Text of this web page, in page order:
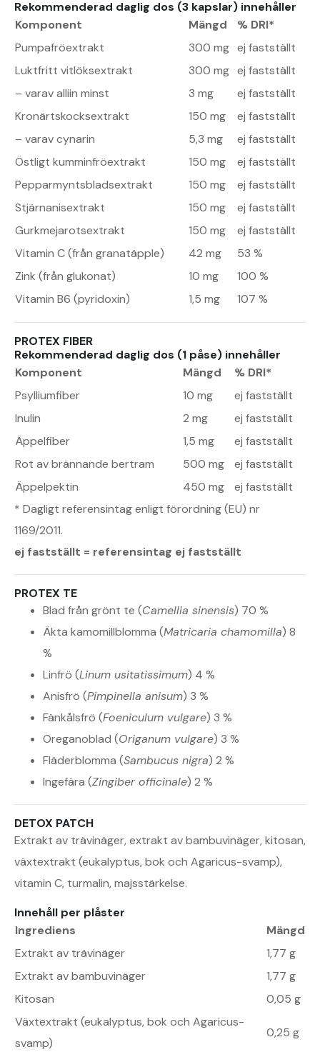
Rekommenderad daglig dos (3 kapslar) innehåller
Komponent
Mängd
% DRI*
Pumpafröextrakt
300 mg ej fastställt
Luktfritt vitlöksextrakt
300 mg ej fastställt
– varav alliin minst
3 mg
ej fastställt
Kronärtskocksextrakt
150 mg
ej fastställt
– varav cynarin
5,3 mg
ej fastställt
Östligt kumminfröextrakt
150 mg
ej fastställt
Pepparmyntsbladsextrakt
150 mg
ej fastställt
Stjärnanisextrakt
150 mg
ej fastställt
Gurkmejarotsextrakt
150 mg
ej fastställt
Vitamin C (från granatäpple)
42 mg
53 %
Zink (från glukonat)
10 mg
100 %
Vitamin B6 (pyridoxin)
1,5 mg 107 %
PROTEX FIBER
Rekommenderad daglig dos (1 påse) innehåller
Komponent
Mängd
% DRI*
Psylliumfiber
10 mg
ej fastställt
Inulin
2 mg
ej fastställt
Äppelfiber
1,5 mg
ej fastställt
Rot av brännande bertram
500 mg
ej fastställt
Äppelpektin
450 mg
ej fastställt
* Dagligt referensintag enligt förordning (EU) nr
1169/2011.
ej fastställt = referensintag ej fastställt
PROTEX TE
Blad från grönt te (Camellia sinensis) 70 %
Äkta kamomillblomma (Matricaria chamomilla) 8
%
Linfrö (Linum usitatissimum) 4 %
Anisfrö (Pimpinella anisum) 3 %
Fänkålsfrö (Foeniculum vulgare) 3 %
Oreganoblad (Origanum vulgare) 3 %
Fläderblomma (Sambucus nigra) 2 %
Ingefära (Zingiber officinale) 2 %
DETOX PATCH
Extrakt av trävinäger, extrakt av bambuvinäger, kitosan,
växtextrakt (eukalyptus, bok och Agaricus-svamp),
vitamin C, turmalin, majsstärkelse.
Innehåll per plåster
Ingrediens
Mängd
Extrakt av trävinäger
1,77 g
Extrakt av bambuvinäger
1,77 g
Kitosan
0,05 g
Växtextrakt (eukalyptus, bok och Agaricus-
svamp)
0,25 g